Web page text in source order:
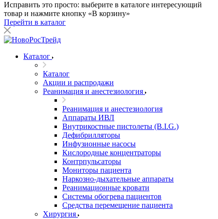
Исправить это просто: выберите в каталоге интересующий
товар и нажмите кнопку «В корзину»
Перейти в каталог
Каталог
Каталог
Акции и распродажи
Реанимация и анестезиология
Реанимация и анестезиология
Аппараты ИВЛ
Внутрикостные пистолеты (B.I.G.)
Дефибрилляторы
Инфузионные насосы
Кислородные концентраторы
Контрпульсаторы
Мониторы пациента
Наркозно-дыхательные аппараты
Реанимационные кровати
Системы обогрева пациентов
Средства перемещение пациента
Хирургия